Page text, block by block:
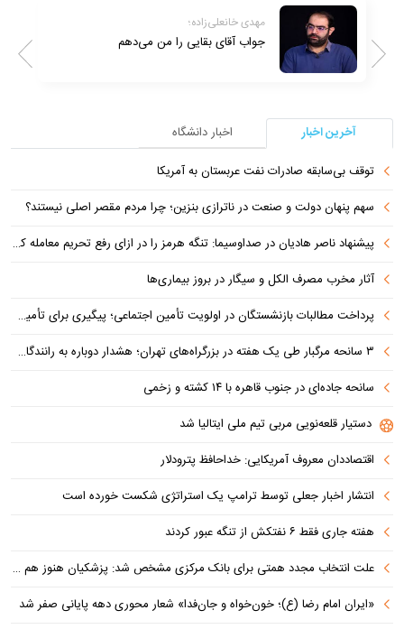
حسین پاک؛
آیا حماس واقعاً سلاح خود را تحویل خواهد
آخرین اخبار
اخبار دانشگاه
توقف بی‌سابقه صادرات نفت عربستان به آمریکا
سهم پنهان دولت و صنعت در ناترازی بنزین؛ چرا مردم مقصر اصلی نیستند؟
پیشنهاد ناصر هادیان در صداوسیما: تنگه هرمز را در ازای رفع تحریم معامله کنیم
آثار مخرب مصرف الکل و سیگار در بروز بیماری‌ها
پرداخت مطالبات بازنشستگان در اولویت تأمین اجتماعی؛ پیگیری برای تأمین منابع ادامه دارد
۳ سانحه مرگبار طی یک هفته در بزرگراه‌های تهران؛ هشدار دوباره به رانندگان و عابران
سانحه جاده‌ای در جنوب قاهره با ۱۴ کشته و زخمی
دستیار قلعه‌نویی مربی تیم ملی ایتالیا شد
اقتصاددان معروف آمریکایی: خداحافظ پترودلار
انتشار اخبار جعلی توسط ترامپ یک استراتژی شکست خورده است
هفته جاری فقط ۶ نفتکش از تنگه عبور کردند
علت انتخاب مجدد همتی برای بانک مرکزی مشخص شد: پزشکیان هنوز هم متوجه نشده است چرا همتی استیضاح شد!
«ایران امام رضا (ع)؛ خون‌خواه و جان‌فدا» شعار محوری دهه پایانی صفر شد